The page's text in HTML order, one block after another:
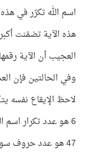
اسم الله تكرّر في هذه
هذه الآية تضمّنت
العجيب أن الآية رقمها 282 واسم الله تكرّر في سورة البقرة 282 مرّة!
وفي الحالتين فإن العدد 282
لاحظ الإيقاع نفسه
6 هو عدد تكرار اسم الله في الآية نفسها.
47 هو عدد حروف سورة الإخلاص!